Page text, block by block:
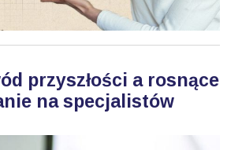
przyszłości a rosnące
na specjalistów